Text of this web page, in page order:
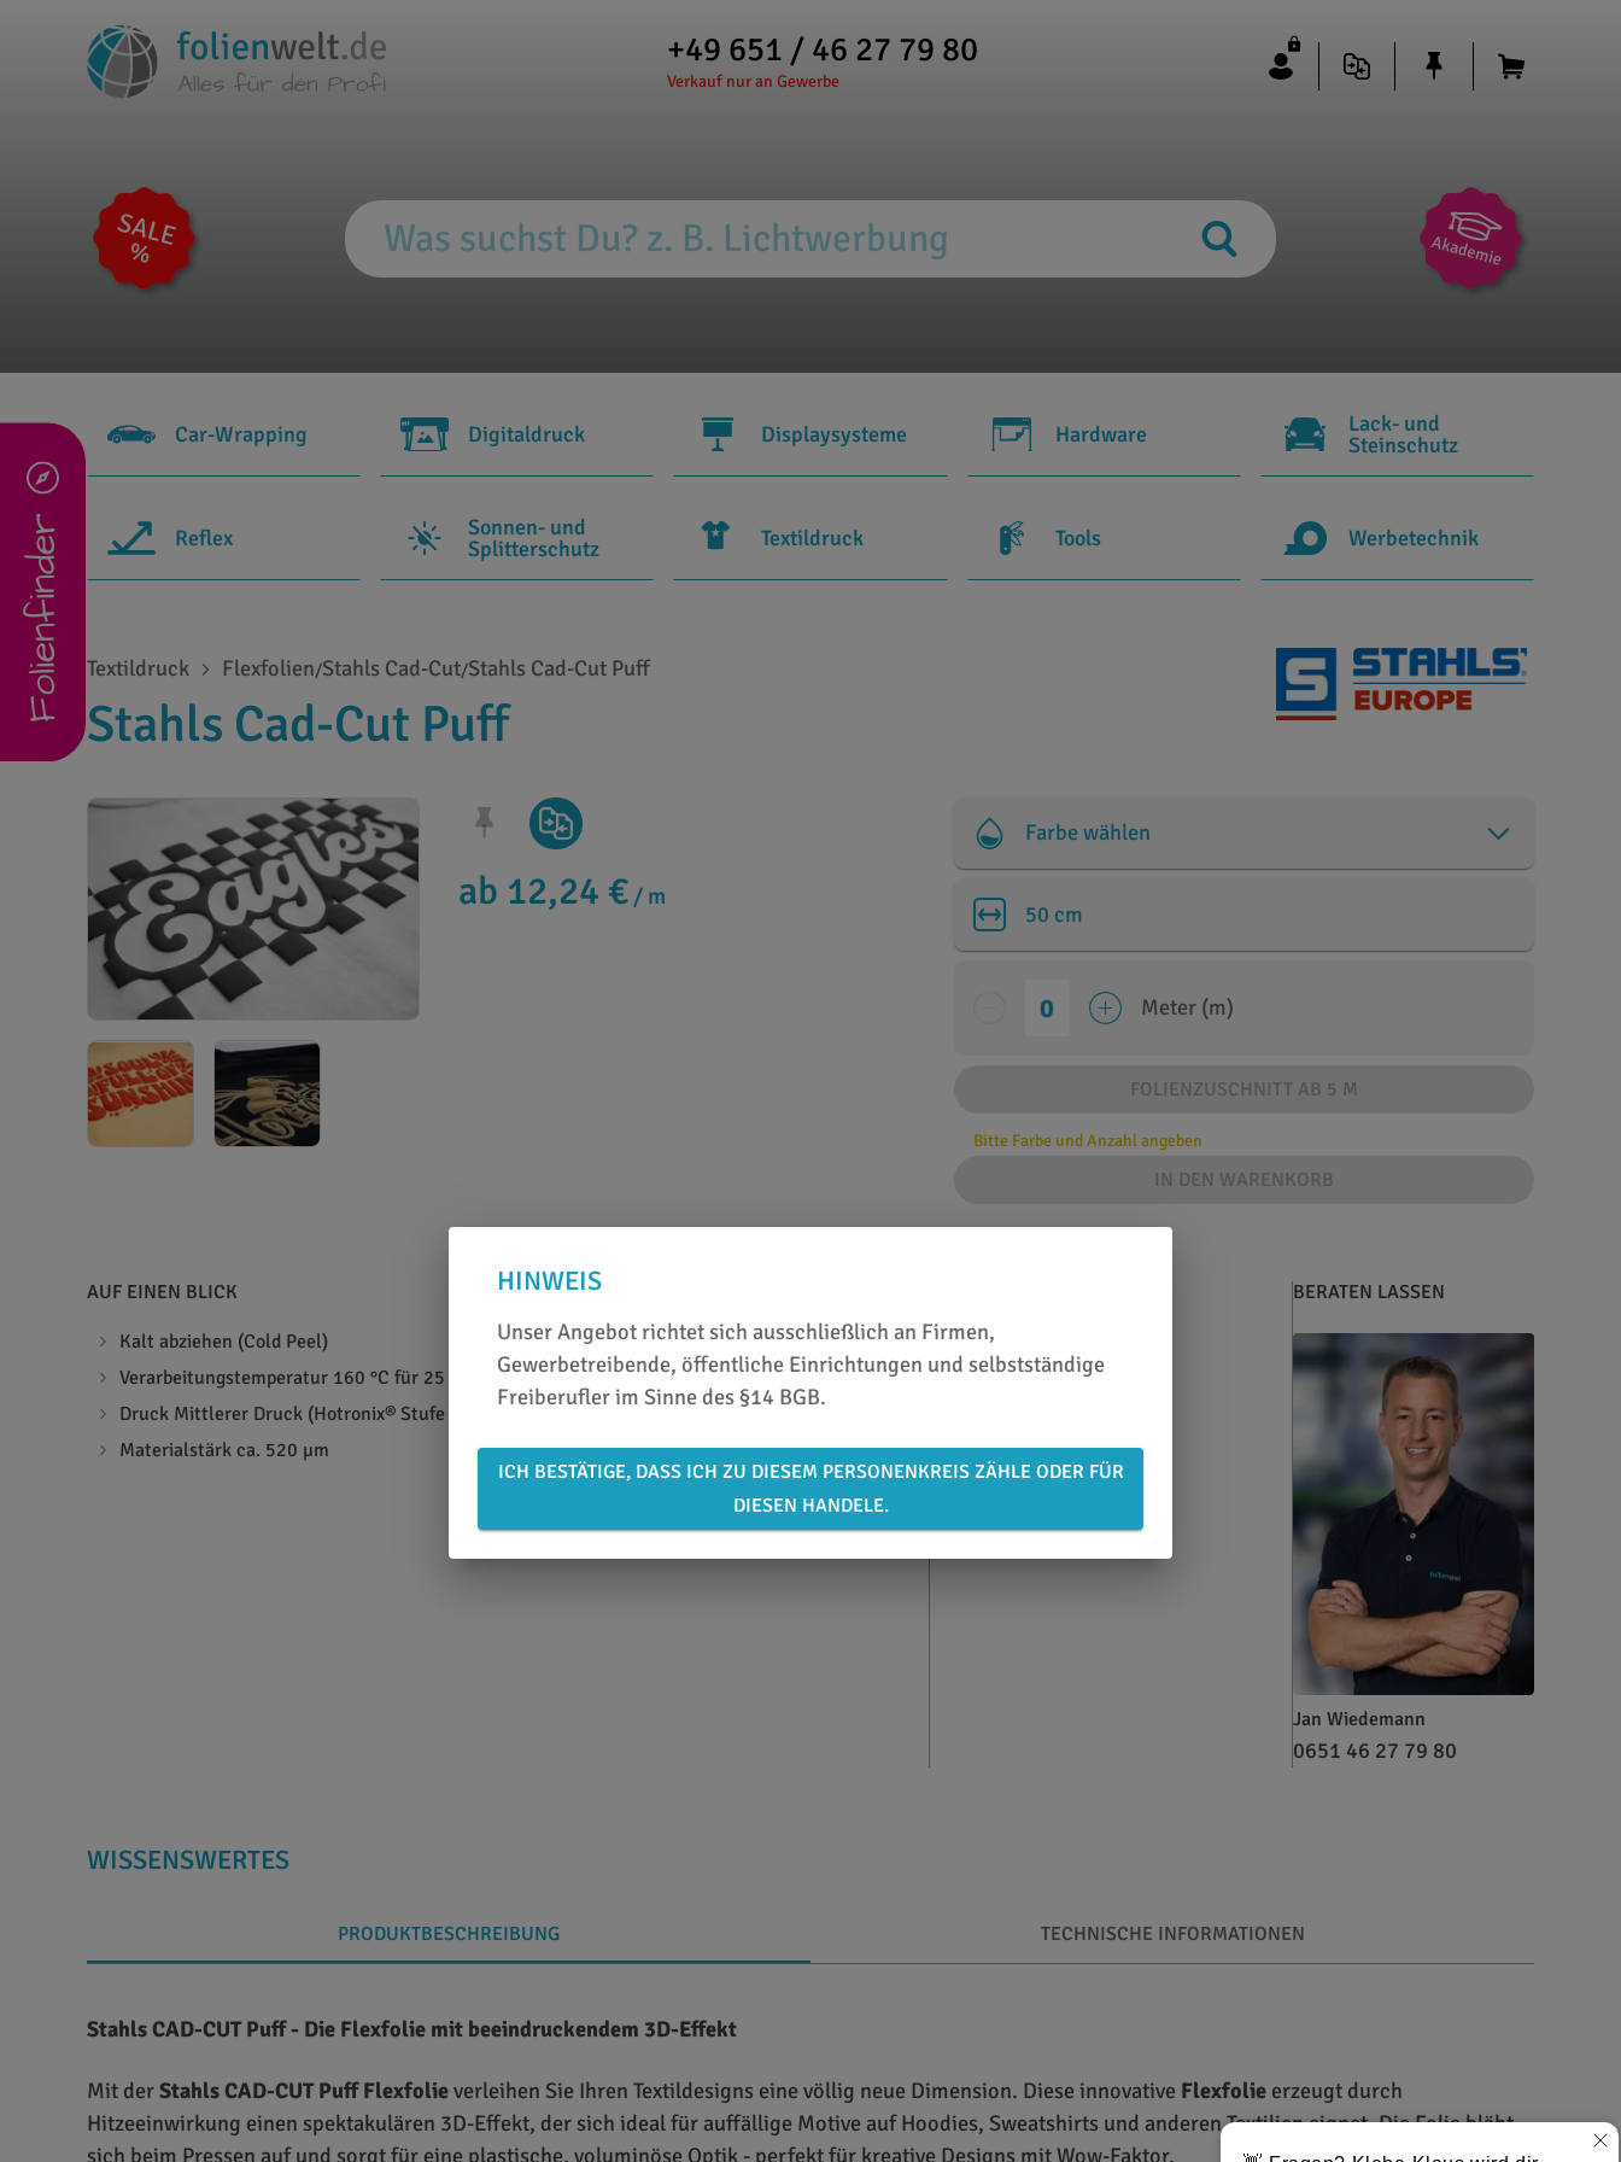
+49 651 / 46 27 79 80
Verkauf nur an Gewerbe
Car-Wrapping Digitaldruck Displaysysteme Hardware
Lack- und
Steinschutz
Reflex
Sonnen- und
Splitterschutz
Textildruck Tools Werbetechnik
Folienfinder Textildruck Flexfolien/Stahls Cad-Cut/Stahls Cad-Cut Puff
Stahls Cad-Cut Puff
ab 12,24 € / m
Farbe wählen
50 cm
Meter (m)
FOLIENZUSCHNITT AB 5 M
Bitte Farbe und Anzahl angeben
IN DEN WARENKORB
AUF EINEN BLICK
Kalt abziehen (Cold Peel)
Verarbeitungstemperatur 160 °C für 25 Sekunden oder 150 °C für 10 Sekunden
Druck Mittlerer Druck (Hotronix® Stufe 4-6)
Materialstärk ca. 520 µm
DATENBLATT
BERATEN LASSEN
Jan Wiedemann
0651 46 27 79 80
WISSENSWERTES
PRODUKTBESCHREIBUNG TECHNISCHE INFORMATIONEN
Stahls CAD-CUT Puff - Die Flexfolie mit beeindruckendem 3D-Effekt
Mit derStahls CAD-CUT Puff Flexfolieverleihen Sie Ihren Textildesigns eine völlig neue Dimension. Diese innovative Flexfolie erzeugt durch
Hitzeeinwirkung einen spektakulären 3D-Effekt, der sich ideal für auffällige Motive auf Hoodies, Sweatshirts und anderen Textilien eignet. Die Folie bläht
sich beim Pressen auf und sorgt für eine plastische, voluminöse Optik - perfekt für kreative Designs mit Wow-Faktor.
HINWEIS
Unser Angebot richtet sich ausschließlich an Firmen,
Gewerbetreibende, öffentliche Einrichtungen und selbstständige
Freiberufler im Sinne des §14 BGB.
ICH BESTÄTIGE, DASS ICH ZU DIESEM PERSONENKREIS ZÄHLE ODER FÜR
DIESEN HANDELE.